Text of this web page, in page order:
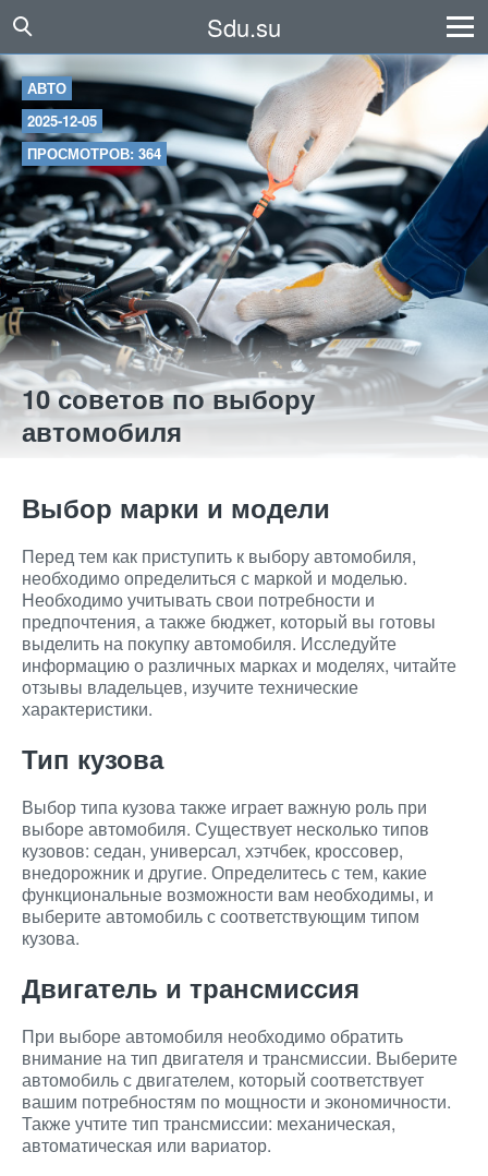
Sdu.su
АВТО
2025-12-05
ПРОСМОТРОВ: 364
10 советов по выбору
автомобиля
Выбор марки и модели
Перед тем как приступить к выбору автомобиля,
необходимо определиться с маркой и моделью.
Необходимо учитывать свои потребности и
предпочтения, а также бюджет, который вы готовы
выделить на покупку автомобиля. Исследуйте
информацию о различных марках и моделях, читайте
отзывы владельцев, изучите технические
характеристики.
Тип кузова
Выбор типа кузова также играет важную роль при
выборе автомобиля. Существует несколько типов
кузовов: седан, универсал, хэтчбек, кроссовер,
внедорожник и другие. Определитесь с тем, какие
функциональные возможности вам необходимы, и
выберите автомобиль с соответствующим типом
кузова.
Двигатель и трансмиссия
При выборе автомобиля необходимо обратить
внимание на тип двигателя и трансмиссии. Выберите
автомобиль с двигателем, который соответствует
вашим потребностям по мощности и экономичности.
Также учтите тип трансмиссии: механическая,
автоматическая или вариатор.